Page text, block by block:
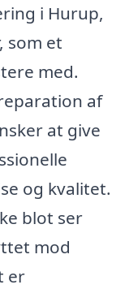
i Hurup,
som et
med.
af
at give
og kvalitet.
blot ser
mod
er